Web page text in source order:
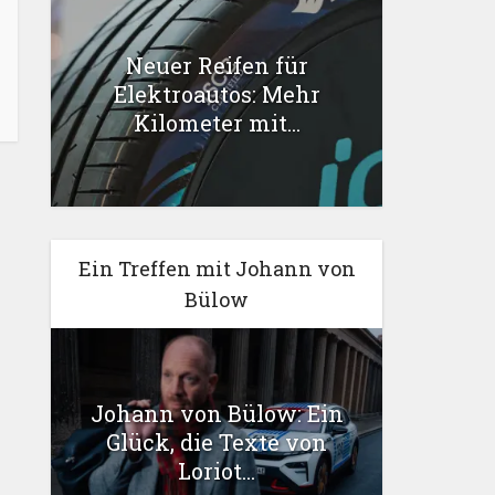
Neuer Reifen für
Elektroautos: Mehr
Kilometer mit...
Ein Treffen mit Johann von
Bülow
Johann von Bülow: Ein
Glück, die Texte von
Loriot...